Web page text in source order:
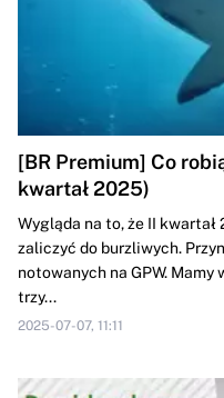
[BR Premium] Co
kwartał 2025)
Wygląda na to, że II
zaliczyć do burzliwych.
notowanych na GPW.
trzy...
2025-07-07, 11:11